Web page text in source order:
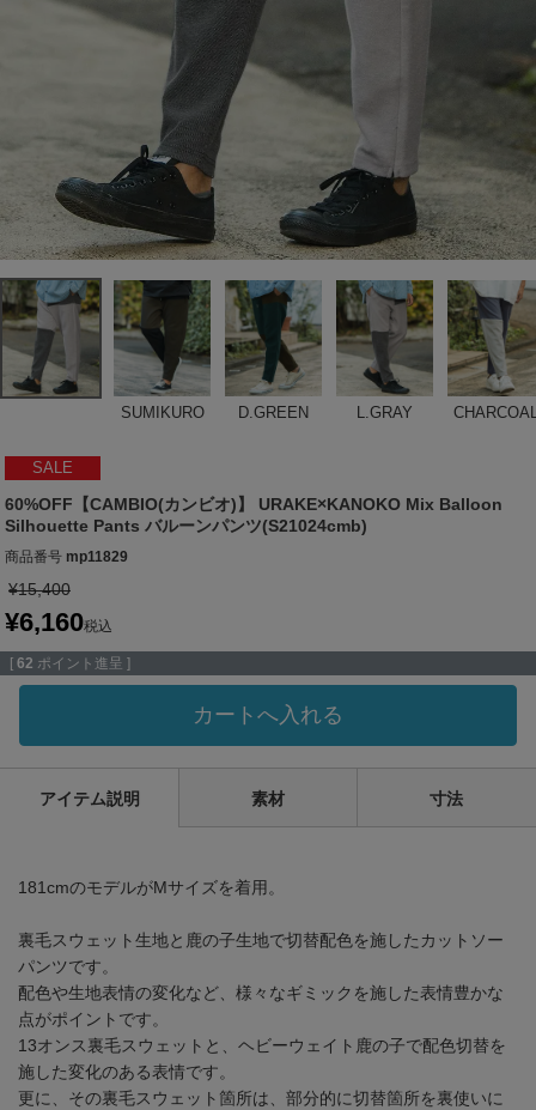
SUMIKURO D.GREEN L.GRAY
SALE
60%OFF【CAMBIO(カンビオ)】 URAKE×KANOKO Mix Balloon
Silhouette Pants バルーンパンツ(S21024cmb)
商品番号 mp11829
¥15,400
¥6,160税込
[ 62 ポイント進呈 ]
カートへ入れる
アイテム説明 素材 寸法
181cmのモデルがMサイズを着用。
裏毛スウェット生地と鹿の子生地で切替配色を施したカットソー
パンツです。
配色や生地表情の変化など、様々なギミックを施した表情豊かな
点がポイントです。
13オンス裏毛スウェットと、ヘビーウェイト鹿の子で配色切替を
施した変化のある表情です。
更に、その裏毛スウェット箇所は、部分的に切替箇所を裏使いに